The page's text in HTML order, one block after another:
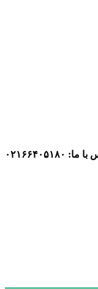
۰۲۱۶۶۴۰۵۱۸۰